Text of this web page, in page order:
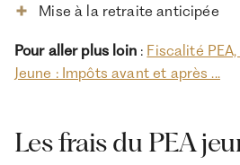
Mise à la retraite anticipée
Pour aller plus loin: Fiscalité
Jeune : Impôts avant et après ...
Les frais du PEA